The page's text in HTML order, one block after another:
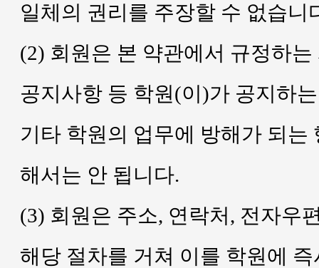
일체의 권리를 주장할 수 없습니
(2) 회원은 본 약관에서 규정하
공지사항 등 학원(이)가 공지하
기타 학원의 업무에 방해가 되
해서는 안 됩니다.
(3) 회원은 주소, 연락처, 전자우
해당 절차를 거쳐 이를 학원에